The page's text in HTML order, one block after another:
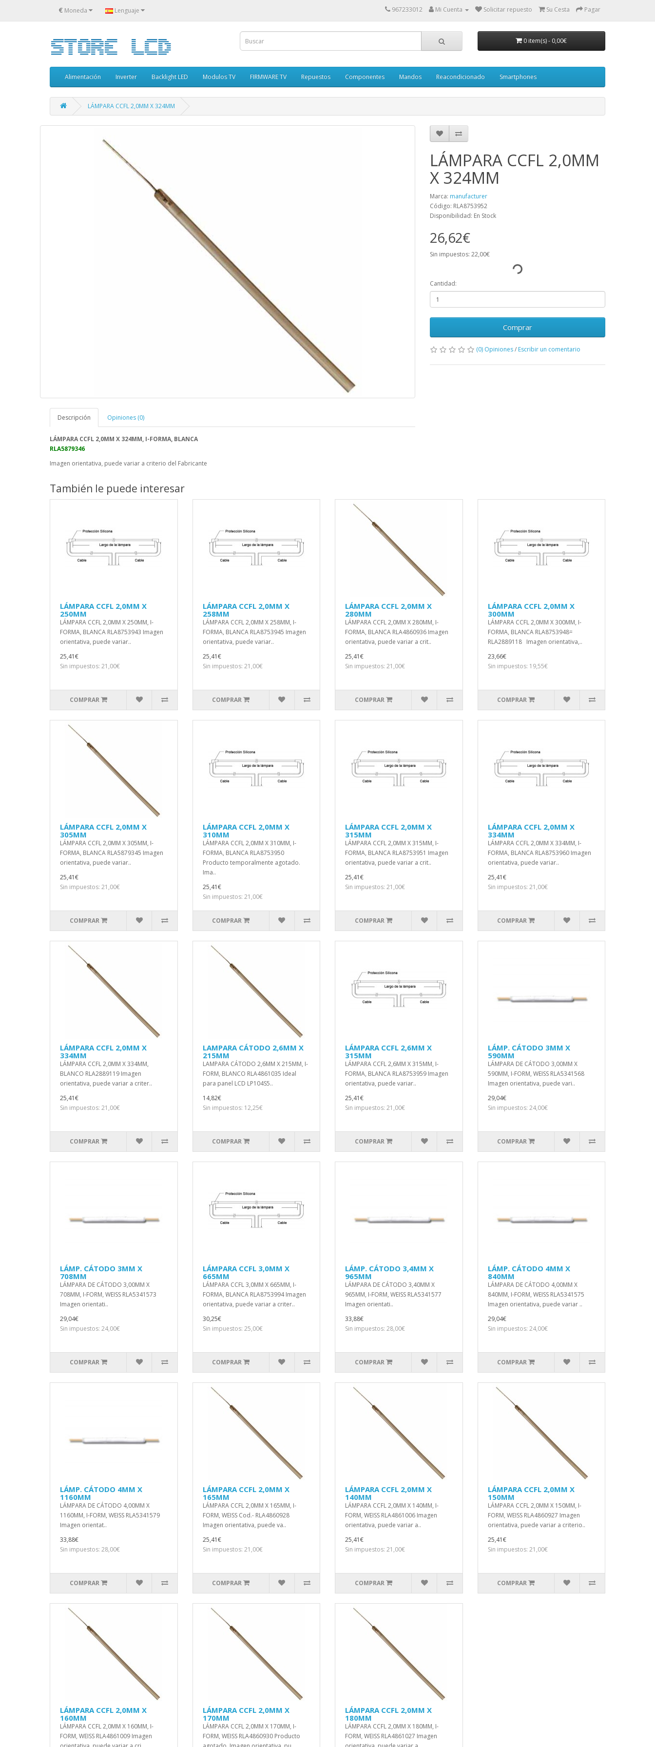
€ Moneda Lenguaje 967233012 Mi Cuenta Solicitar repuesto Su Cesta Pagar
0 item(s)- 0,00€
Alimentación Inverter Backlight LED Modulos TV FIRMWARE TV Repuestos Componentes Mandos Reacondicionado Smartphones
LÁMPARA CCFL 2,0MM X 324MM
Descripción Opiniones (0)
LÁMPARA CCFL 2,0MM X 324MM, I-FORMA, BLANCA
RLA5879346
Imagen orientativa, puede variar a criterio del Fabricante
LÁMPARA CCFL 2,0MM
X 324MM
Marca: manufacturer
Código: RLA8753952
Disponibilidad: En Stock
26,62€
Sin impuestos: 22,00€
Cantidad:
Comprar
(0) Opiniones/ Escribir un comentario
También le puede interesar
LÁMPARA CCFL 2,0MM X
250MM
LÁMPARA CCFL 2,0MM X 250MM, I-
FORMA, BLANCA RLA8753943 Imagen
orientativa, puede variar..
25,41€
Sin impuestos: 21,00€
COMPRAR
LÁMPARA CCFL 2,0MM X
258MM
LÁMPARA CCFL 2,0MM X 258MM, I-
FORMA, BLANCA RLA8753945 Imagen
orientativa, puede variar..
25,41€
Sin impuestos: 21,00€
COMPRAR
LÁMPARA CCFL 2,0MM X
280MM
LÁMPARA CCFL 2,0MM X 280MM, I-
FORMA, BLANCA RLA4860936 Imagen
orientativa, puede variar a crit..
25,41€
Sin impuestos: 21,00€
COMPRAR
LÁMPARA CCFL 2,0MM X
300MM
LÁMPARA CCFL 2,0MM X 300MM, I-
FORMA, BLANCA RLA8753948=
RLA2889118 Imagen orientativa,..
23,66€
Sin impuestos: 19,55€
COMPRAR
LÁMPARA CCFL 2,0MM X
305MM
LÁMPARA CCFL 2,0MM X 305MM, I-
FORMA, BLANCA RLA5879345 Imagen
orientativa, puede variar..
25,41€
Sin impuestos: 21,00€
COMPRAR
LÁMPARA CCFL 2,0MM X
310MM
LÁMPARA CCFL 2,0MM X 310MM, I-
FORMA, BLANCA RLA8753950
Producto temporalmente agotado.
Ima..
25,41€
Sin impuestos: 21,00€
COMPRAR
LÁMPARA CCFL 2,0MM X
315MM
LÁMPARA CCFL 2,0MM X 315MM, I-
FORMA, BLANCA RLA8753951 Imagen
orientativa, puede variar a crit..
25,41€
Sin impuestos: 21,00€
COMPRAR
LÁMPARA CCFL 2,0MM X
334MM
LÁMPARA CCFL 2,0MM X 334MM, I-
FORMA, BLANCA RLA8753960 Imagen
orientativa, puede variar..
25,41€
Sin impuestos: 21,00€
COMPRAR
LÁMPARA CCFL 2,0MM X
334MM
LÁMPARA CCFL 2,0MM X 334MM,
BLANCO RLA2889119 Imagen
orientativa, puede variar a criter..
25,41€
Sin impuestos: 21,00€
COMPRAR
LAMPARA CÁTODO 2,6MM X
215MM
LAMPARA CÁTODO 2,6MM X 215MM, I-
FORM, BLANCO RLA4861035 Ideal
para panel LCD LP104S5..
14,82€
Sin impuestos: 12,25€
COMPRAR
LÁMPARA CCFL 2,6MM X
315MM
LÁMPARA CCFL 2,6MM X 315MM, I-
FORMA, BLANCA RLA8753959 Imagen
orientativa, puede variar..
25,41€
Sin impuestos: 21,00€
COMPRAR
LÁMP. CÁTODO 3MM X
590MM
LÁMPARA DE CÁTODO 3,00MM X
590MM, I-FORM, WEISS RLA5341568
Imagen orientativa, puede vari..
29,04€
Sin impuestos: 24,00€
COMPRAR
LÁMP. CÁTODO 3MM X
708MM
LÁMPARA DE CÁTODO 3,00MM X
708MM, I-FORM, WEISS RLA5341573
Imagen orientati..
29,04€
Sin impuestos: 24,00€
COMPRAR
LÁMPARA CCFL 3,0MM X
665MM
LÁMPARA CCFL 3,0MM X 665MM, I-
FORMA, BLANCA RLA8753994 Imagen
orientativa, puede variar a criter..
30,25€
Sin impuestos: 25,00€
COMPRAR
LÁMP. CÁTODO 3,4MM X
965MM
LÁMPARA DE CÁTODO 3,40MM X
965MM, I-FORM, WEISS RLA5341577
Imagen orientati..
33,88€
Sin impuestos: 28,00€
COMPRAR
LÁMP. CÁTODO 4MM X
840MM
LÁMPARA DE CÁTODO 4,00MM X
840MM, I-FORM, WEISS RLA5341575
Imagen orientativa, puede variar ..
29,04€
Sin impuestos: 24,00€
COMPRAR
LÁMP. CÁTODO 4MM X
1160MM
LÁMPARA DE CÁTODO 4,00MM X
1160MM, I-FORM, WEISS RLA5341579
Imagen orientat..
33,88€
Sin impuestos: 28,00€
COMPRAR
LÁMPARA CCFL 2,0MM X
165MM
LÁMPARA CCFL 2,0MM X 165MM, I-
FORM, WEISS Cod.- RLA4860928
Imagen orientativa, puede va..
25,41€
Sin impuestos: 21,00€
COMPRAR
LÁMPARA CCFL 2,0MM X
140MM
LÁMPARA CCFL 2,0MM X 140MM, I-
FORM, WEISS RLA4861006 Imagen
orientativa, puede variar a..
25,41€
Sin impuestos: 21,00€
COMPRAR
LÁMPARA CCFL 2,0MM X
150MM
LÁMPARA CCFL 2,0MM X 150MM, I-
FORM, WEISS RLA4860927 Imagen
orientativa, puede variar a criterio..
25,41€
Sin impuestos: 21,00€
COMPRAR
LÁMPARA CCFL 2,0MM X
160MM
LÁMPARA CCFL 2,0MM X 160MM, I-
FORM, WEISS RLA4861009 Imagen
LÁMPARA CCFL 2,0MM X
170MM
LÁMPARA CCFL 2,0MM X 170MM, I-
FORM, WEISS RLA4860930 Producto
LÁMPARA CCFL 2,0MM X
180MM
LÁMPARA CCFL 2,0MM X 180MM, I-
FORM, WEISS RLA4861027 Imagen